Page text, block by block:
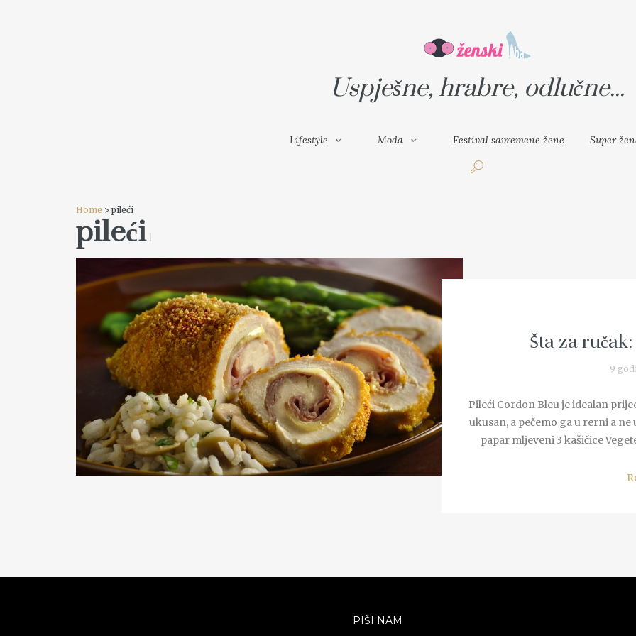
SUPER ŽENA
Uspješne, hrabre, odlučne...
Lifestyle Moda Festival savremene žene Super
Home > pileći
pileći1
READ MORE
Šta za
9
Pileći Cordon Bleu je idealan
ukusan, a pečemo ga u rerni a
papar mljeveni 3 kašičice
PIŠI NAM